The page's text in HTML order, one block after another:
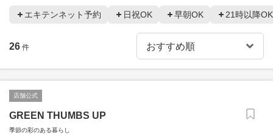
エキテンネット予約 日祝OK 早朝OK 21時以降OK
26 件
店舗公式
GREEN THUMBS UP
季節の彩のある暮らし